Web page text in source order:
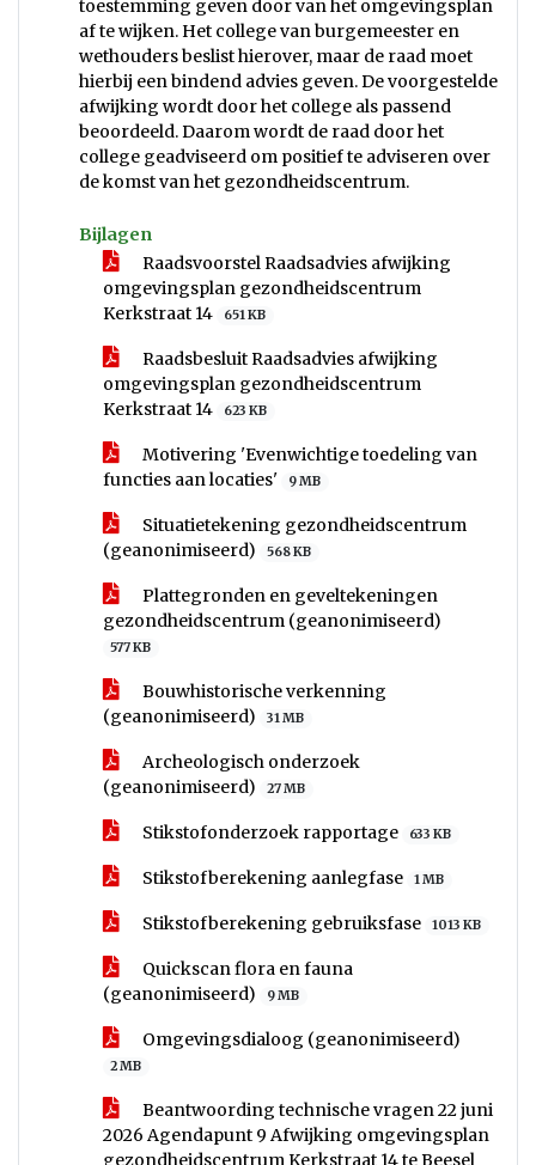
toestemming geven door van het omgevingsplan
af te wijken. Het college van burgemeester en
wethouders beslist hierover, maar de raad moet
hierbij een bindend advies geven. De voorgestelde
afwijking wordt door het college als passend
beoordeeld. Daarom wordt de raad door het
college geadviseerd om positief te adviseren over
de komst van het gezondheidscentrum.
Bijlagen
Raadsvoorstel Raadsadvies afwijking
omgevingsplan gezondheidscentrum
Kerkstraat 14
651 KB
Raadsbesluit Raadsadvies afwijking
omgevingsplan gezondheidscentrum
Kerkstraat 14
623 KB
Motivering 'Evenwichtige toedeling van
functies aan locaties'
9 MB
Situatietekening gezondheidscentrum
(geanonimiseerd)
568 KB
Plattegronden en geveltekeningen
gezondheidscentrum (geanonimiseerd)
577 KB
Bouwhistorische verkenning
(geanonimiseerd)
31 MB
Archeologisch onderzoek
(geanonimiseerd)
27 MB
Stikstofonderzoek rapportage 633 KB
Stikstofberekening aanlegfase 1 MB
Stikstofberekening gebruiksfase 1013 KB
Quickscan flora en fauna
(geanonimiseerd)
9 MB
Omgevingsdialoog (geanonimiseerd)
2 MB
Beantwoording technische vragen 22 juni
2026 Agendapunt 9 Afwijking omgevingsplan
gezondheidscentrum Kerkstraat 14 te Beesel